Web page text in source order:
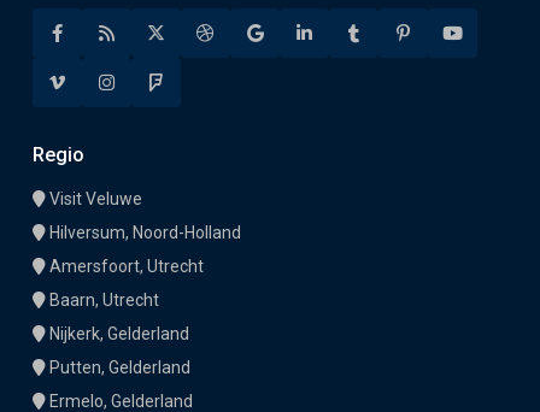
Regio
Visit Veluwe
Hilversum, Noord-Holland
Amersfoort, Utrecht
Baarn, Utrecht
Nijkerk, Gelderland
Putten, Gelderland
Ermelo, Gelderland